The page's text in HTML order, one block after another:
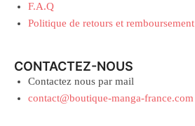
F.A.Q
Politique de retours et remboursement
CONTACTEZ-NOUS
Contactez nous par mail
contact@boutique-manga-france.com